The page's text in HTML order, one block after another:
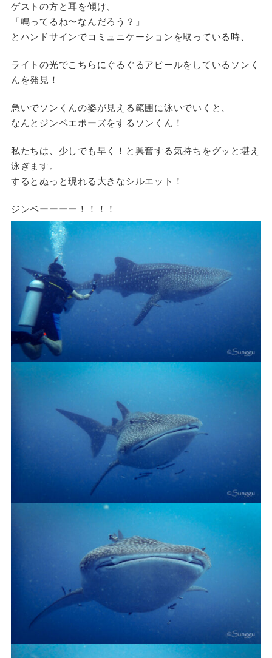
ゲストの方と耳を傾け、
「鳴ってるね〜なんだろう？」
とハンドサインでコミュニケーションを取っている時、
ライトの光でこちらにぐるぐるアピールをしているソンく
んを発見！
急いでソンくんの姿が見える範囲に泳いでいくと、
なんとジンベエポーズをするソンくん！
私たちは、少しでも早く！と興奮する気持ちをグッと堪え
泳ぎます。
するとぬっと現れる大きなシルエット！
ジンベーーーー！！！！